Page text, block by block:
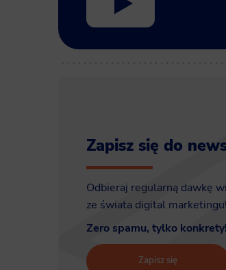
Zapisz się do
Odbieraj regularną dawkę
ze świata digital marketingu!
Zero spamu, tylko konkrety!
Zapisz się